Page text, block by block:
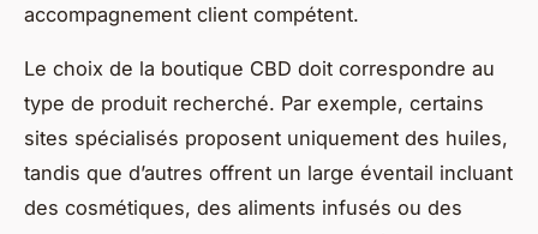
accompagnement client compétent.
Le choix de la boutique CBD doit correspondre au
type de produit recherché. Par exemple, certains
sites spécialisés proposent uniquement des huiles,
tandis que d’autres offrent un large éventail incluant
des cosmétiques, des aliments infusés ou des